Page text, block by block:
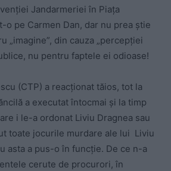
Jandarmeriei în Piața
o pe Carmen Dan, dar nu prea știe
„imagine”, din cauza „percepției
nu pentru faptele ei odioase!
(CTP) a reacționat tăios, tot la
a executat întocmai și la timp
i le-a ordonat Liviu Dragnea sau
toate jocurile murdare ale lui Liviu
asta a pus-o în funcție. De ce n-a
cerute de procurori, în